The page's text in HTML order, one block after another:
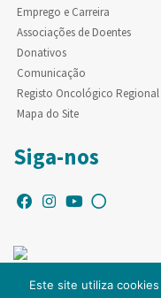
Emprego e Carreira
Associações de Doentes
Donativos
Comunicação
Registo Oncológico
Mapa do Site
Siga-nos
Este site utiliza